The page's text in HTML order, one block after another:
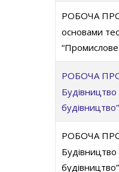
РОБОЧА
основами
РОБОЧА
РОБОЧА